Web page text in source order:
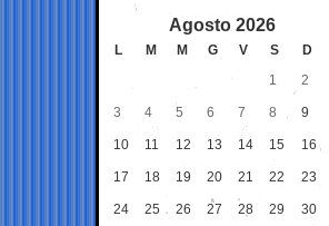
Agosto 2026
L M M G V S
D
1
2
3 4 5 6 7 8 9
10 11 12 13 14 15 16
17 18 19 20 21 22 23
24 25 26 27 28 29 30